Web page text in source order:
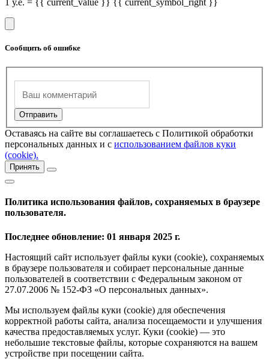
1 у.е. = {{ current_value }} {{ current_symbol_right }}
Сообщить об ошибке
Оставаясь на сайте вы соглашаетесь с Политикой обработки
персональных данных и с использованием файлов куки
(cookie).
Принять
Политика использования файлов, сохраняемых в браузере
пользователя.
Последнее обновление: 01 января 2025 г.
Настоящий сайт использует файлы куки (cookie), сохраняемых
в браузере пользователя и собирает персональные данные
пользователей в соответствии с Федеральным законом от
27.07.2006 № 152-ФЗ «О персональных данных».
Мы используем файлы куки (cookie) для обеспечения
корректной работы сайта, анализа посещаемости и улучшения
качества предоставляемых услуг. Куки (cookie) — это
небольшие текстовые файлы, которые сохраняются на вашем
устройстве при посещении сайта.